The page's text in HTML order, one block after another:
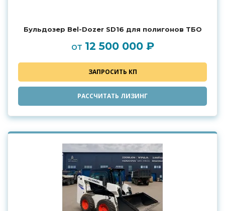
Бульдозер Bel-Dozer SD16 для полигонов ТБО
от 12 500 000 ₽
ЗАПРОСИТЬ КП
РАССЧИТАТЬ ЛИЗИНГ